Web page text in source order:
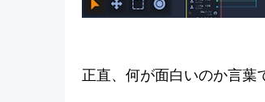
正直、何が面白いのか言葉